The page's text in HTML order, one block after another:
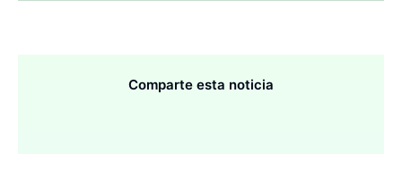
Comparte esta noticia